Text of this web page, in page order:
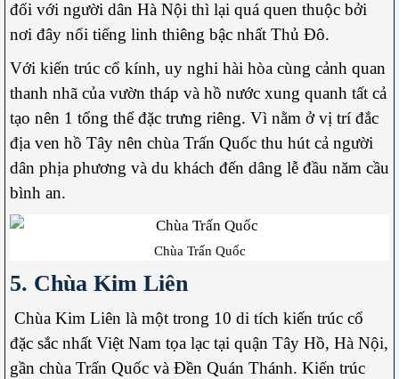
đối với người dân Hà Nội thì lại quá quen thuộc bởi
nơi đây nổi tiếng linh thiêng bậc nhất Thủ Đô.
Với kiến trúc cổ kính, uy nghi hài hòa cùng cảnh quan
thanh nhã của vườn tháp và hồ nước xung quanh tất cả
tạo nên 1 tổng thể đặc trưng riêng. Vì nằm ở vị trí đắc
địa ven hồ Tây nên chùa Trấn Quốc thu hút cả người
dân phịa phương và du khách đến dâng lễ đầu năm cầu
bình an.
Chùa Trấn Quốc
5. Chùa Kim Liên
Chùa Kim Liên là một trong 10 di tích kiến trúc cổ
đặc sắc nhất Việt Nam tọa lạc tại quận Tây Hồ, Hà Nội,
gần chùa Trấn Quốc và Đền Quán Thánh. Kiến trúc